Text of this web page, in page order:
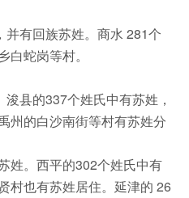
有回族苏姓。商水 281个
蛇岗等村。
县的337个姓氏中有苏姓，
州的白沙南街等村有苏姓分
姓。西平的302个姓氏中有
村也有苏姓居住。延津的 26